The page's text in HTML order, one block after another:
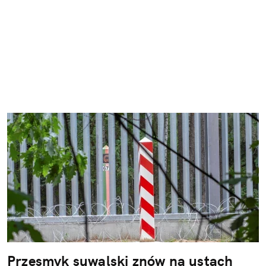
Przesmyk suwalski znów na ustach